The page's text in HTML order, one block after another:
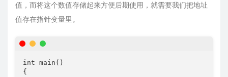
值，而将这个数值存储起来方便后期使用，就需要我们把地址
值存在指针变量里。
int main()
{